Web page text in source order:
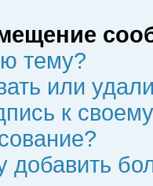
тему?
или
к
добавить